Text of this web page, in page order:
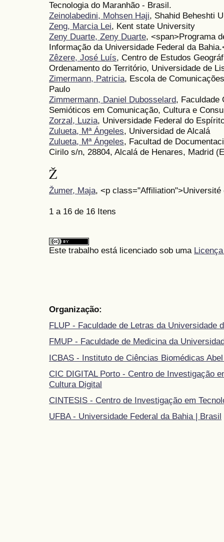
Tecnologia do Maranhão - Brasil.
Zeinolabedini, Mohsen Haji, Shahid Beheshti
Zeng, Marcia Lei, Kent state University
Zeny Duarte, Zeny Duarte, <span>Programa
Informação da Universidade Federal da
Zêzere, José Luís, Centro de Estudos
Ordenamento do Território, Universidade de
Zimermann, Patricia, Escola de
Paulo
Zimmermann, Daniel Dubosselard, Faculdade
Semióticos em Comunicação, Cultura e
Zorzal, Luzia, Universidade Federal do
Zulueta, Mª Ángeles, Universidad de Alcalá
Zulueta, Mª Ángeles, Facultad de
Cirilo s/n, 28804, Alcalá de Henares, Madrid
Ž
Žumer, Maja, <p class="Affiliation">Université
1 a 16 de 16 Itens
Este trabalho está licenciado sob uma
Organização:
FLUP - Faculdade de Letras da Universidade
FMUP - Faculdade de Medicina da
ICBAS - Instituto de Ciências Biomédicas
CIC DIGITAL Porto - Centro de Investigação
Cultura Digital
CINTESIS - Centro de Investigação em
UFBA - Universidade Federal da Bahia | Brasil